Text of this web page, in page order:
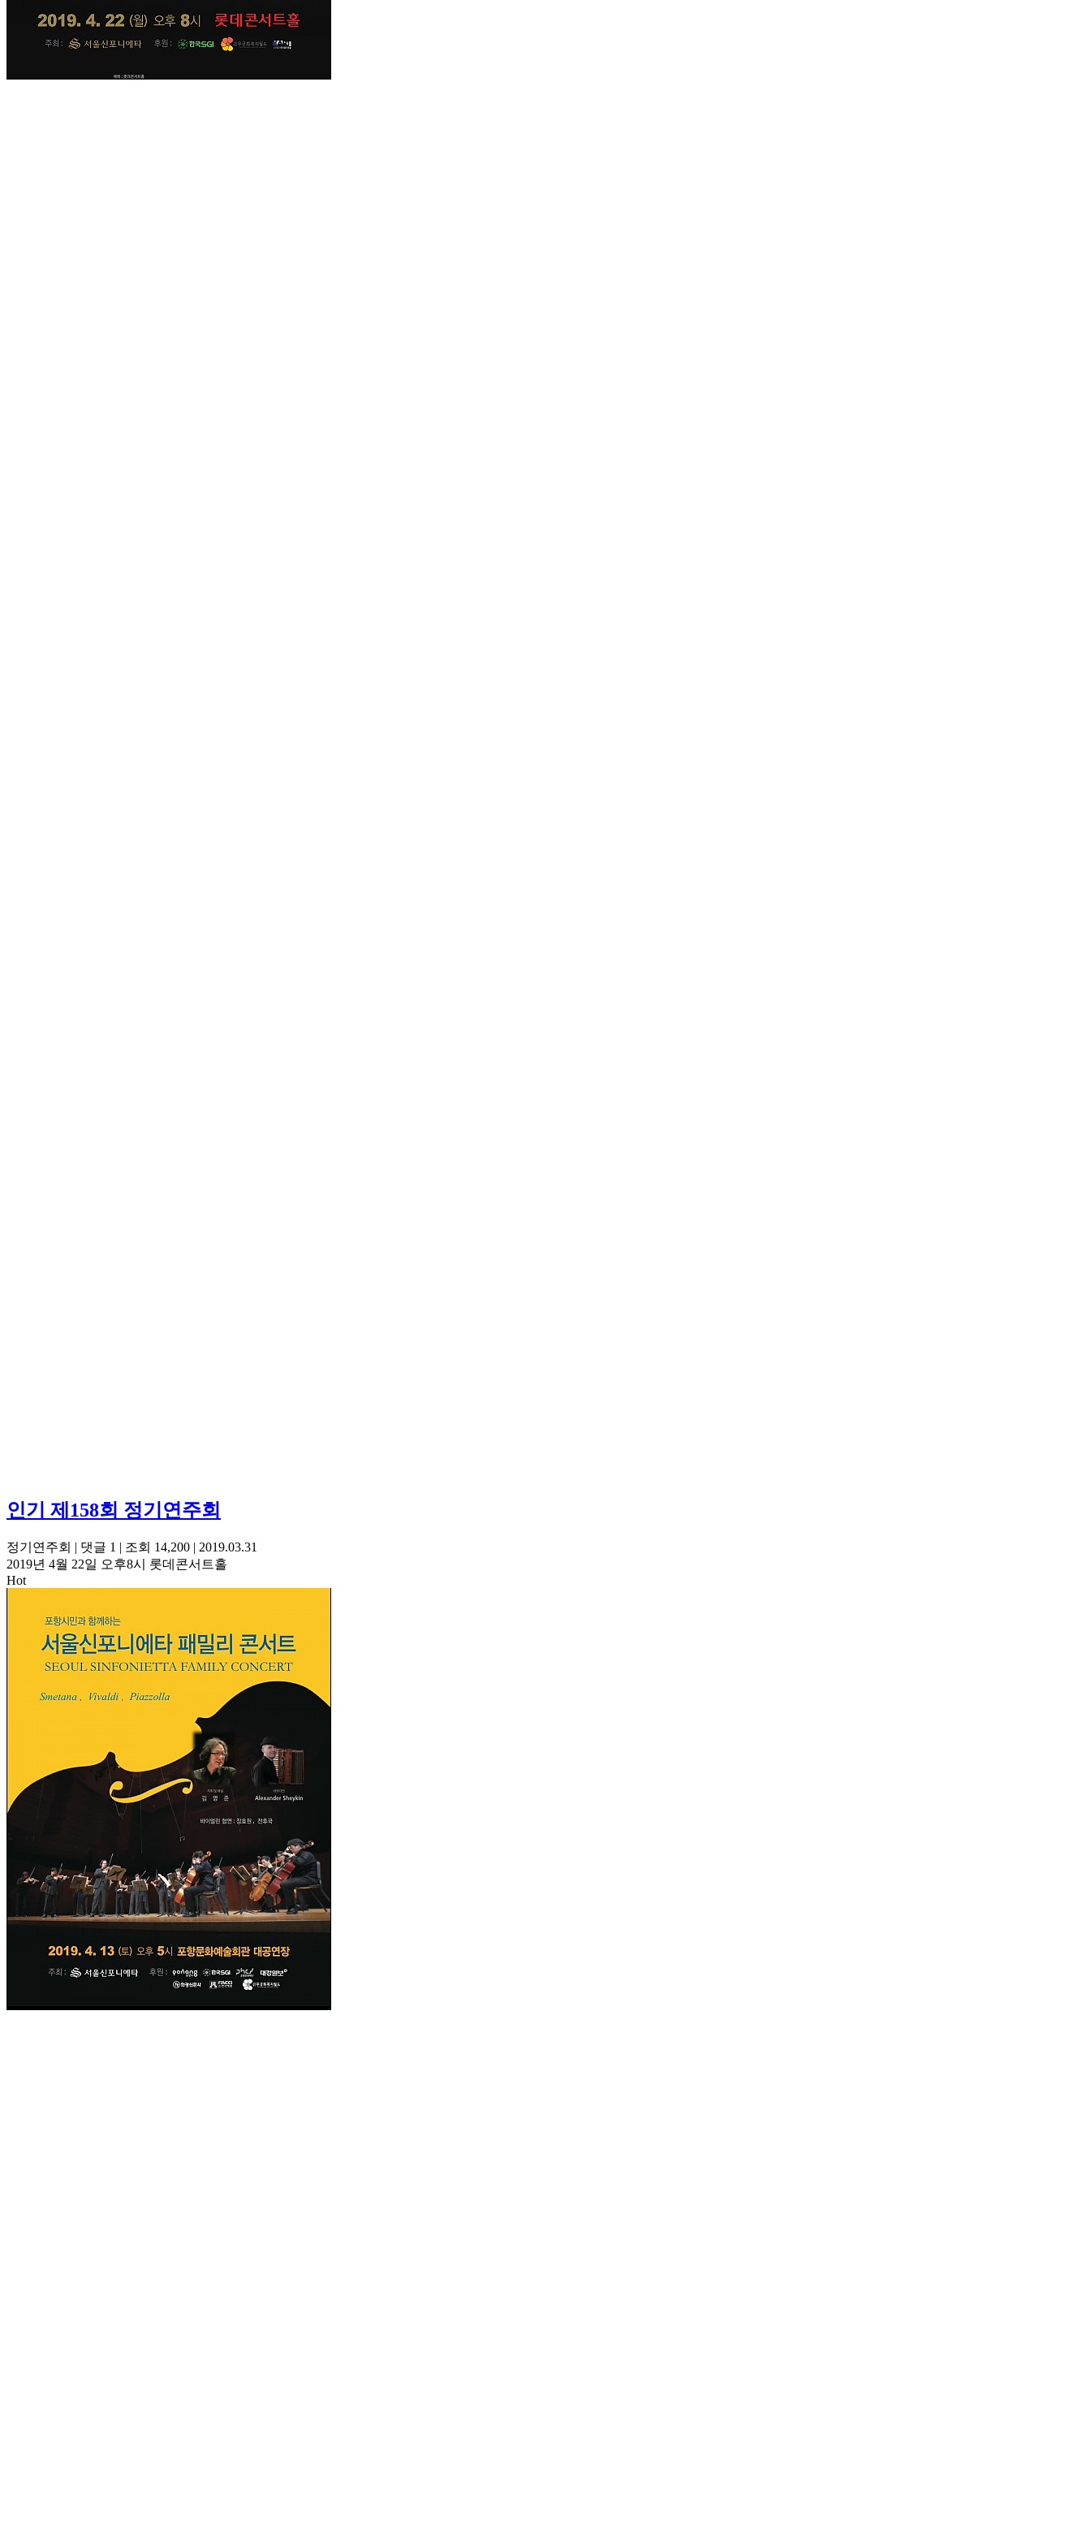
인기 제158회 정기연주회
정기연주회 | 댓글 1 | 조회 14,200 | 2019.03.31
2019년 4월 22일 오후8시 롯데콘서트홀
Hot